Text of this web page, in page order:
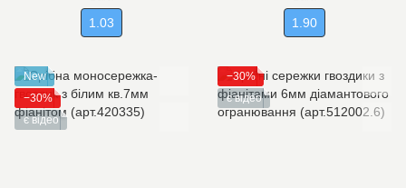
1.03 1.90
New
−30%
є відео
−30%
є відео